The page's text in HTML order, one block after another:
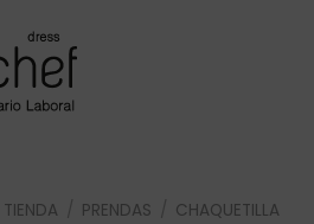
TIENDA PRENDAS CHAQUETILLA